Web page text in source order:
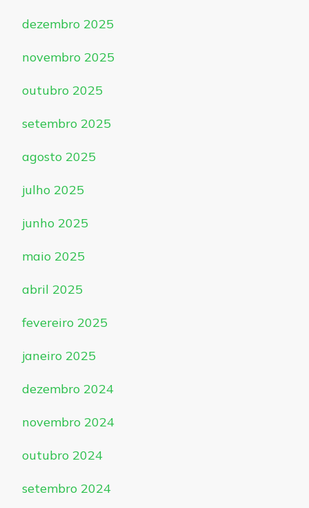
dezembro 2025
novembro 2025
outubro 2025
setembro 2025
agosto 2025
julho 2025
junho 2025
maio 2025
abril 2025
fevereiro 2025
janeiro 2025
dezembro 2024
novembro 2024
outubro 2024
setembro 2024